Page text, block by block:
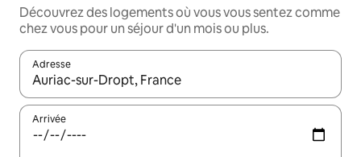
Découvrez des logements où vous vous sentez comme
chez vous pour un séjour d'un mois ou plus.
Adresse
Lorsque les résultats s'affichent, utilisez les flèches vers le
Arrivée